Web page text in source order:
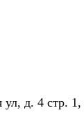
ул, д. 4 стр.